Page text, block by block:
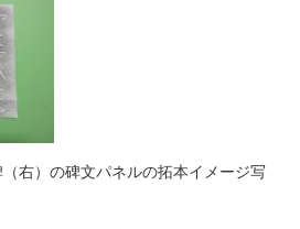
右）の碑文パネルの拓本イメージ写